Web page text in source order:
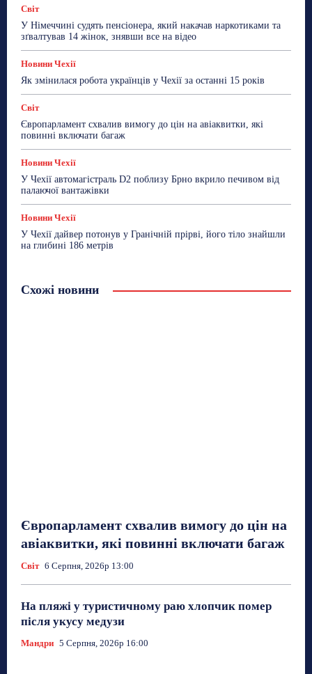
Світ
У Німеччині судять пенсіонера, який накачав наркотиками та
зґвалтував 14 жінок, знявши все на відео
Новини Чехії
Як змінилася робота українців у Чехії за останні 15 років
Світ
Європарламент схвалив вимогу до цін на авіаквитки, які
повинні включати багаж
Новини Чехії
У Чехії автомагістраль D2 поблизу Брно вкрило печивом від
палаючої вантажівки
Новини Чехії
У Чехії дайвер потонув у Гранічній прірві, його тіло знайшли
на глибині 186 метрів
Схожі новини
Європарламент схвалив вимогу до цін на
авіаквитки, які повинні включати багаж
Світ 6 Серпня, 2026р 13:00
На пляжі у туристичному раю хлопчик помер
після укусу медузи
Мандри 5 Серпня, 2026р 16:00